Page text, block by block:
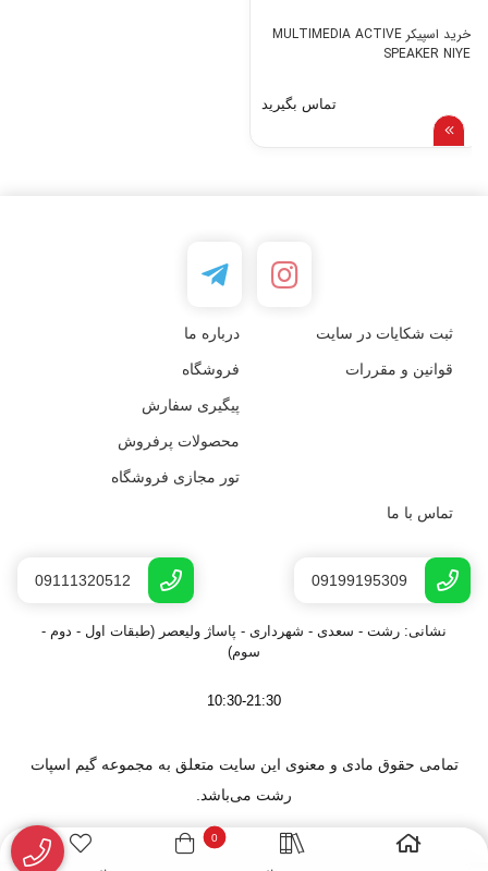
خرید اسپیکر MULTIMEDIA ACTIVE
SPEAKER NIYE
تماس بگیرید
ثبت شکایات در سایت درباره ما
قوانین و مقررات فروشگاه
پیگیری سفارش
محصولات پرفروش
تور مجازی فروشگاه
تماس با ما
09199195309
09111320512
نشانی: رشت - سعدى - شهرداری - پاساژ ولیعصر (طبقات اول - دوم -
سوم)
10:30-21:30
تمامی حقوق مادی و معنوی این سایت متعلق به مجموعه گیم اسپات
رشت می‌باشد.
0